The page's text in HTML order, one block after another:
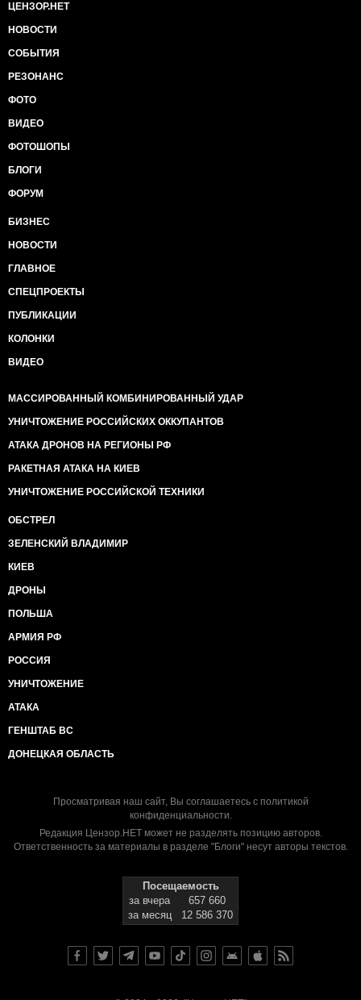
ЦЕНЗОР.НЕТ
НОВОСТИ
СОБЫТИЯ
РЕЗОНАНС
ФОТО
ВИДЕО
ФОТОШОПЫ
БЛОГИ
ФОРУМ
БИЗНЕС
НОВОСТИ
ГЛАВНОЕ
СПЕЦПРОЕКТЫ
ПУБЛИКАЦИИ
КОЛОНКИ
ВИДЕО
МАССИРОВАННЫЙ КОМБИНИРОВАННЫЙ УДАР
УНИЧТОЖЕНИЕ РОССИЙСКИХ ОККУПАНТОВ
АТАКА ДРОНОВ НА РЕГИОНЫ РФ
РАКЕТНАЯ АТАКА НА КИЕВ
УНИЧТОЖЕНИЕ РОССИЙСКОЙ ТЕХНИКИ
ОБСТРЕЛ
ЗЕЛЕНСКИЙ ВЛАДИМИР
КИЕВ
ДРОНЫ
ПОЛЬША
АРМИЯ РФ
РОССИЯ
УНИЧТОЖЕНИЕ
АТАКА
ГЕНШТАБ ВС
ДОНЕЦКАЯ ОБЛАСТЬ
Просматривая наш сайт, Вы соглашаетесь с политикой
конфиденциальности.
Редакция Цензор.НЕТ может не разделять позицию авторов.
Ответственность за материалы в разделе "Блоги" несут авторы текстов.
Посещаемость
за вчера
657 660
за месяц
12 586 370